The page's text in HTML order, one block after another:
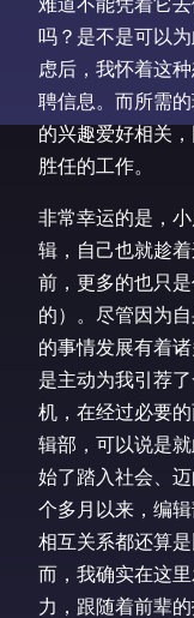
吗？是不是可以
虑后，我怀着这
聘信息。而所需
的兴趣爱好相关
胜任的工作。
非常幸运的是，
辑，自己也就趁
前，更多的也只
的）。尽管因为
的事情发展有着
是主动为我引荐
机，在经过必要
辑部，可以说是
始了踏入社会、
个多月以来，编
相互关系都还算
而，我确实在这
力，跟随着前辈